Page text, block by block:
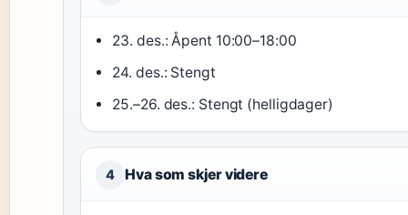
23. des.: Åpent 10:00–18:00
24. des.: Stengt
25.–26. des.: Stengt (helligdager)
4 Hva som skjer videre